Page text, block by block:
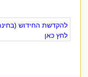
להקדשת החידוש
לחץ כאן